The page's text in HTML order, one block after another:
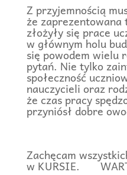
Z przyjemnością
że
złożyły się prace
w głównym holu
się powodem wielu
pytań. Nie tylko
społeczność
nauczycieli oraz
że czas pracy
przyniósł dobre
Zachęcam
w KURSIE.